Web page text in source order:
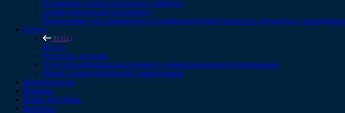
Оснащение стоматологического кабинета
Стоматологический инструмент
Наконечники для слюноотсоса и стоматологического пылесоса, мундштуки, переходники
Услуги
Назад
Услуги
Услуги по доставке
Услуга по модернизации и ремонту стоматологического оборудования
Ремонт стоматологических наконечников
Производители
Новинки
Прайс-лист боры
Контакты